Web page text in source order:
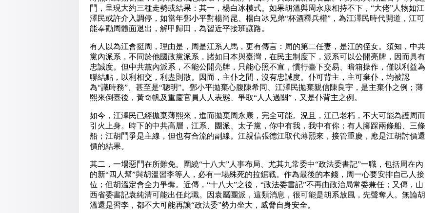
鬥，呈現大約三種走勢或結果：其一，楊白冰模式。如果胡溫與周永康相持不下，“大佬”人物如江
澤民或許介入調停，如當年鄧小平對楊尚昆、楊白冰兄弟“杯酒釋兵權”，為江澤民時代開道，江可
能奉勸周體面退出，解甲歸田 ，為習近平接班讓路。
有人以為江會挺周，理由是，周是江系人馬，更有傳言：周的第二任妻，是江的侄女。須知，中共
黨內派系，不同於他國政黨派系，諸如日本與臺灣，在民主制度下 ，派系可以公開亮牌，因而具有
忠誠度。但中共黨內派系，不能公開亮牌，只能心照不宣，慣行臺下交易、暗箱操作，僅以利益為
聯結點，以利相交，利盡則散。因而，主仆之間，沒有忠誠度。仆可背主，主可棄仆，均被認
為“識時務”、甚至是“聰明”。鄧小平拋棄心腹陳希同、江澤民拋棄親信陳良宇，是主棄仆之例；薄
熙來倒臺後，黃奇帆及重慶官員人人表態、爭取“人人過關”，又是仆背主之例。
如今，江澤民已經拋棄薄熙來，進而拋棄周永康，完全可能。況且，江已老朽，不大可能為護周而
引火上身。時下的中共高層，江系、團派、太子黨，你中有我，我中有你；有人腳踩兩條船、三條
船；江胡鬥爭是主線，但也有合流的副線。江親信張德江取代薄熙來，接管重慶，應是江胡討價還
價的結果。
其二，一場惡鬥在所難免。圍繞“十八大”人事布局、尤其九常委中“政法委書記”一職，包括周在內
的新“四人幫”與胡溫習李等人，必有一場殊死的拉鋸戰。作為最後的本錢，周一心要安排自己人接
位；但胡溫定會全力爭奪。近傳，“十八大”之後，“政法委書記”不再由政治局常委兼任；又傳，山
西省委書記袁純清可能出任此職。因袁屬團派，這類消息，很可能是胡系放風，先聲奪人。無論胡
溫還是習李，都不大可能再讓“政法委”勢力坐大，威脅自身安全。